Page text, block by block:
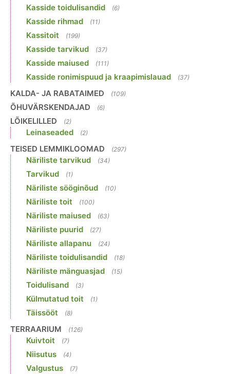
Kasside toidulisandid (6)
Kasside rihmad (11)
Kassitoit (199)
Kasside tarvikud (37)
Kasside maiused (111)
Kasside ronimispuud ja kraapimislauad (37)
KALDA- JA RABATAIMED (109)
ÕHUVÄRSKENDAJAD (6)
LÕIKELILLED (2)
Leinaseaded (2)
TEISED LEMMIKLOOMAD (297)
Näriliste tarvikud (34)
Tarvikud (1)
Näriliste sööginõud (10)
Näriliste toit (100)
Näriliste maiused (63)
Näriliste puurid (27)
Näriliste allapanu (24)
Näriliste toidulisandid (18)
Näriliste mänguasjad (15)
Toidulisand (3)
Külmutatud toit (1)
Täissööt (8)
TERRAARIUM (126)
Kuivtoit (7)
Niisutus (4)
Valgustus (7)